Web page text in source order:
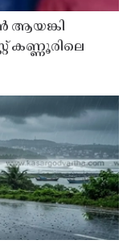
ആയങ്കി
കണ്ണൂരിലെ